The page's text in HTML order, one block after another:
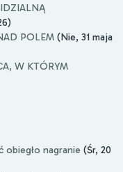
POLEM (Nie, 31 maja
W KTÓRYM
obiegło nagranie (Śr, 20